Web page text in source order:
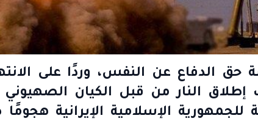
حق الدفاع عن النفس، وردًا على
إطلاق النار من قبل الكيان
للجمهورية الإسلامية الإيرانية هجومًا